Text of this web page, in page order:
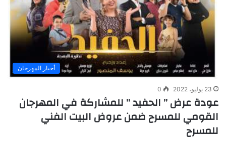
أخبار المهرجان
23 يوليو، 2022 0
عودة عرض ” الحفيد ” للمشاركة في المهرجان
القومي للمسرح ضمن عروض البيت الفني
للمسرح